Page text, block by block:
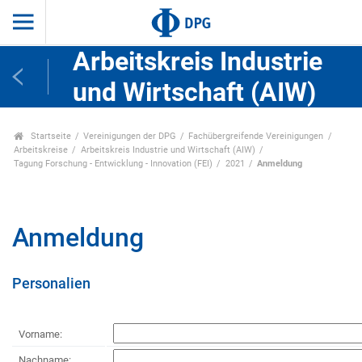
Arbeitskreis Industrie
und Wirtschaft (AIW)
Startseite Vereinigungen der DPG
Fachübergreifende Vereinigungen
Arbeitskreise
Arbeitskreis Industrie und Wirtschaft (AIW)
Tagung Forschung - Entwicklung - Innovation (FEI)
2021 Anmeldung
Anmeldung
Personalien
Vorname: